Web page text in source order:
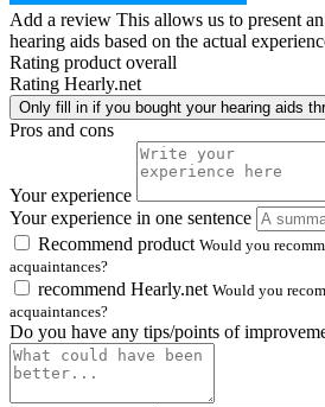
Add a review This allows us to present
hearing aids based on the actual
Rating product overall
Rating Hearly.net
Only fill in if you bought your hearing aids
Pros and cons
Your experience
Your experience in one sentence
Recommend product Would you
acquaintances?
recommend Hearly.net Would you
acquaintances?
Do you have any tips/points of